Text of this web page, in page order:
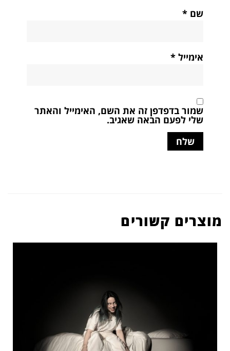
שם *
אימייל *
שמור בדפדפן זה את השם, האימייל והאתר
שלי לפעם הבאה שאגיב.
מוצרים קשורים